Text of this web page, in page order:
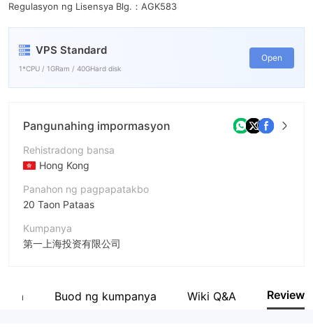
Regulasyon ng Lisensya Blg.：AGK583
VPS Standard
1*CPU / 1GRam / 40GHard disk
Open
Pangunahing impormasyon
Rehistradong bansa
Hong Kong
Panahon ng pagpapatakbo
20 Taon Pataas
Kumpanya
第一上海投资有限公司
empleyado ng kumpanya
Buod ng kumpanya Wiki Q&A Review